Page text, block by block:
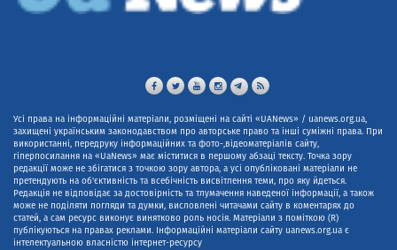
Усі права на інформаційні матеріали, розміщені на сайті «UANews» / uanews.org.ua,
захищені українським законодавством про авторське право та інші суміжні права. При
використанні, передруку інформаційних та фото-,відеоматеріалів сайту,
гіперпосилання на «UaNews» має міститися в першому абзаці тексту. Точка зору
редакції може не збігатися з точкою зору автора, а усі опубліковані матеріали не
претендують на об'єктивність та всебічність висвітлення теми, про яку йдеться.
Редакція не відповідає за достовірність та тлумачення наведеної інформації, а також
може не поділяти погляди та думки, висловлені читачами сайту в коментарях до
статей, а сам ресурс виконує винятково роль носія. Матеріали з поміткою (R)
публікуються на правах реклами. Інформаційні матеріали сайту uanews.org.ua є
інтелектуальною власністю інтернет-ресурсу